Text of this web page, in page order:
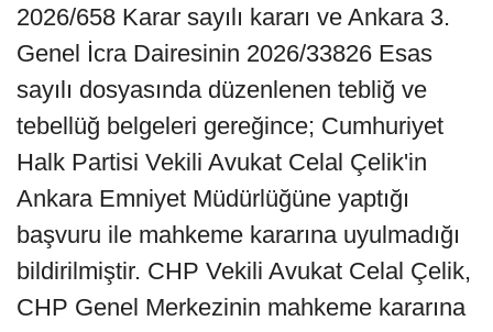
2026/658 Karar sayılı kararı ve Ankara 3.
Genel İcra Dairesinin 2026/33826 Esas
sayılı dosyasında düzenlenen tebliğ ve
tebellüğ belgeleri gereğince; Cumhuriyet
Halk Partisi Vekili Avukat Celal Çelik'in
Ankara Emniyet Müdürlüğüne yaptığı
başvuru ile mahkeme kararına uyulmadığı
bildirilmiştir. CHP Vekili Avukat Celal Çelik,
CHP Genel Merkezinin mahkeme kararına